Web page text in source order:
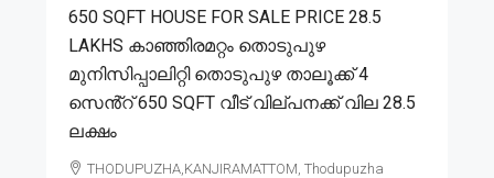
650 SQFT HOUSE FOR SALE PRICE 28.5
LAKHS കാഞ്ഞിരമറ്റം തൊടുപുഴ
മുനിസിപ്പാലിറ്റി തൊടുപുഴ താലൂക്ക് 4
സെൻ്റ് 650 SQFT വീട് വില്പനക്ക് വില 28.5
ലക്ഷം
THODUPUZHA,KANJIRAMATTOM, Thodupuzha